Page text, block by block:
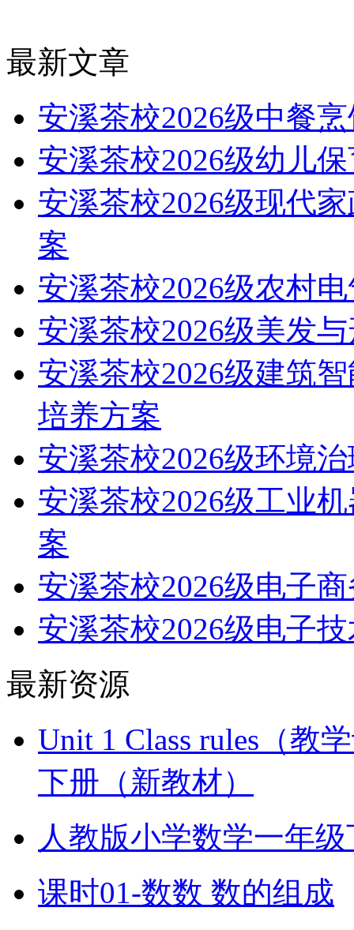
最新文章
安溪茶校2026级中餐
安溪茶校2026级幼儿
安溪茶校2026级现代
案
安溪茶校2026级农村
安溪茶校2026级美发
安溪茶校2026级建筑
培养方案
安溪茶校2026级环境
安溪茶校2026级工业
案
安溪茶校2026级电子
安溪茶校2026级电子
最新资源
Unit 1 Class rules（教
下册（新教材）
人教版小学数学一年
课时01-数数 数的组成